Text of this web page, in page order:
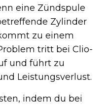
eine Zündspule
Zylinder
zu einem
tritt bei Clio-
und führt zu
Leistungsverlust.
indem du bei